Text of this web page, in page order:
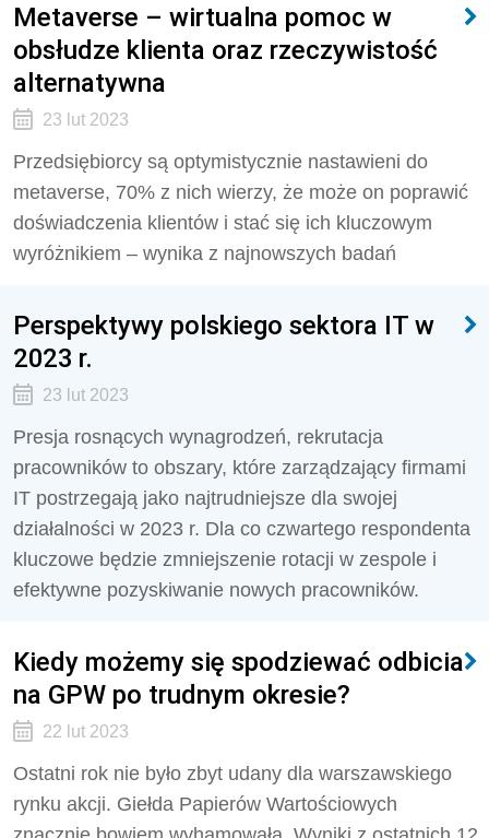
Metaverse – wirtualna pomoc w
obsłudze klienta oraz rzeczywistość
alternatywna
23 lut 2023
Przedsiębiorcy są optymistycznie nastawieni do
metaverse, 70% z nich wierzy, że może on poprawić
doświadczenia klientów i stać się ich kluczowym
wyróżnikiem – wynika z najnowszych badań
Perspektywy polskiego sektora IT w
2023 r.
23 lut 2023
Presja rosnących wynagrodzeń, rekrutacja
pracowników to obszary, które zarządzający firmami
IT postrzegają jako najtrudniejsze dla swojej
działalności w 2023 r. Dla co czwartego respondenta
kluczowe będzie zmniejszenie rotacji w zespole i
efektywne pozyskiwanie nowych pracowników.
Kiedy możemy się spodziewać odbicia
na GPW po trudnym okresie?
22 lut 2023
Ostatni rok nie było zbyt udany dla warszawskiego
rynku akcji. Giełda Papierów Wartościowych